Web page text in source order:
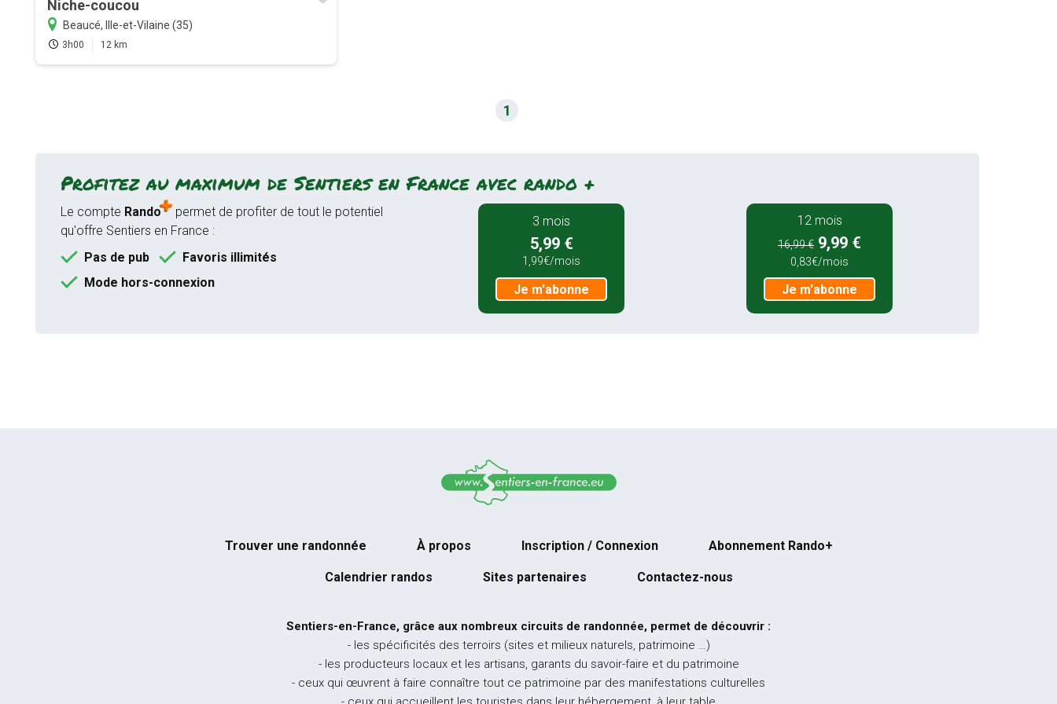
Niche-coucou
Beaucé, Ille-et-Vilaine (35)
3h00 12 km
1
Profitez au maximum de Sentiers en France avec rando +
Le compte Rando
permet de profiter de tout le potentiel
qu'offre Sentiers en France :
Pas de pub
Favoris illimités
Mode hors-connexion
3 mois
5,99 €
1,99€/mois
Je m'abonne
12 mois
16,99 € 9,99 €
0,83€/mois
Je m'abonne
Trouver une randonnée À propos Inscription / Connexion Abonnement Rando+
Calendrier randos Sites partenaires Contactez-nous
Sentiers-en-France, grâce aux nombreux circuits de randonnée, permet de découvrir :
- les spécificités des terroirs (sites et milieux naturels, patrimoine …)
- les producteurs locaux et les artisans, garants du savoir-faire et du patrimoine
- ceux qui œuvrent à faire connaître tout ce patrimoine par des manifestations culturelles